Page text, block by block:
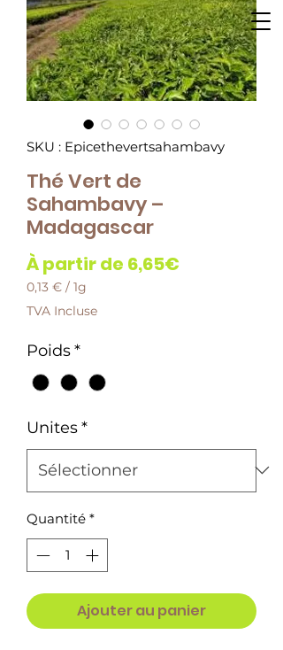
SKU : Epicethevertsahambavy
Thé Vert de
Sahambavy –
Madagascar
À partir de 6,65€
0,13 € / 1g
0,13 €
pour
Gramme
TVA Incluse
Poids*
Unites*
Quantité *
Ajouter au panier